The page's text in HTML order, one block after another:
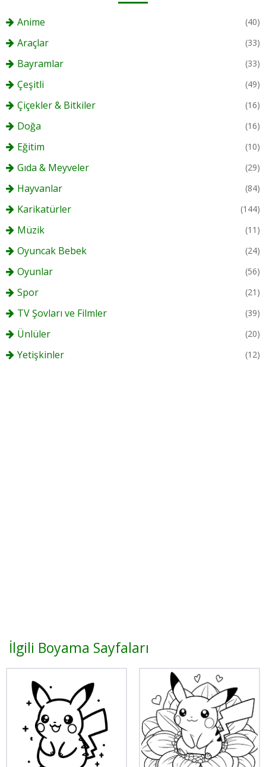
Anime (40)
Araçlar (33)
Bayramlar (33)
Çeşitli (49)
Çiçekler & Bitkiler (16)
Doğa (16)
Eğitim (10)
Gıda & Meyveler (29)
Hayvanlar (84)
Karikatürler (144)
Müzik (11)
Oyuncak Bebek (24)
Oyunlar (56)
Spor (21)
TV Şovları ve Filmler (39)
Ünlüler (20)
Yetişkinler (12)
İlgili Boyama Sayfaları